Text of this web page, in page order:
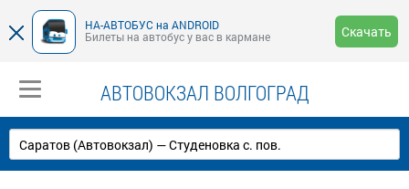
НА-АВТОБУС на ANDROID
Билеты на автобус у вас в кармане
Скачать
АВТОВОКЗАЛ ВОЛГОГРАД